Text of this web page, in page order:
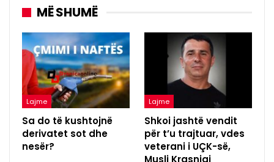
MË SHUMË
Lajme
Sa do të kushtojnë
derivatet sot dhe
nesër?
Lajme
Shkoi jashtë vendit
për t’u trajtuar, vdes
veterani i UÇK-së,
Musli Krasniqi